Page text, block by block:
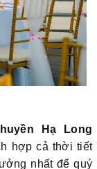
Hạ Long
hợp cả thời tiết
nhất để quý